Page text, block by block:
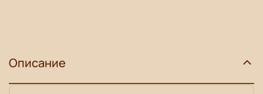
Описание